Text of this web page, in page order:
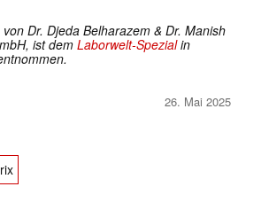
Dr. Djeda Belharazem & Dr. Manish
ist dem Laborwelt-Spezialin
26. Mai 2025